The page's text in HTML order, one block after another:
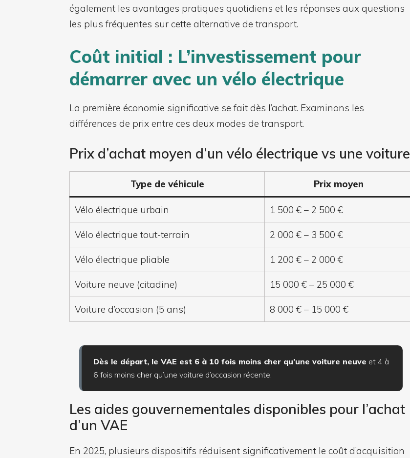
également les avantages pratiques quotidiens et les réponses aux questions
les plus fréquentes sur cette alternative de transport.
Coût initial : L’investissement pour
démarrer avec un vélo électrique
La première économie significative se fait dès l’achat. Examinons les
différences de prix entre ces deux modes de transport.
Prix d’achat moyen d’un vélo électrique vs une voiture
Type de véhicule Prix moyen
Vélo électrique urbain 1 500 € – 2 500 €
Vélo électrique tout-terrain 2 000 € – 3 500 €
Vélo électrique pliable 1 200 € – 2 000 €
Voiture neuve (citadine) 15 000 € – 25 000 €
Voiture d’occasion (5 ans) 8 000 € – 15 000 €
Dès le départ, le VAE est 6 à 10 fois moins cher qu’une voiture neuve et 4 à
6 fois moins cher qu’une voiture d’occasion récente.
Les aides gouvernementales disponibles pour l’achat
d’un VAE
En 2025, plusieurs dispositifs réduisent significativement le coût d’acquisition